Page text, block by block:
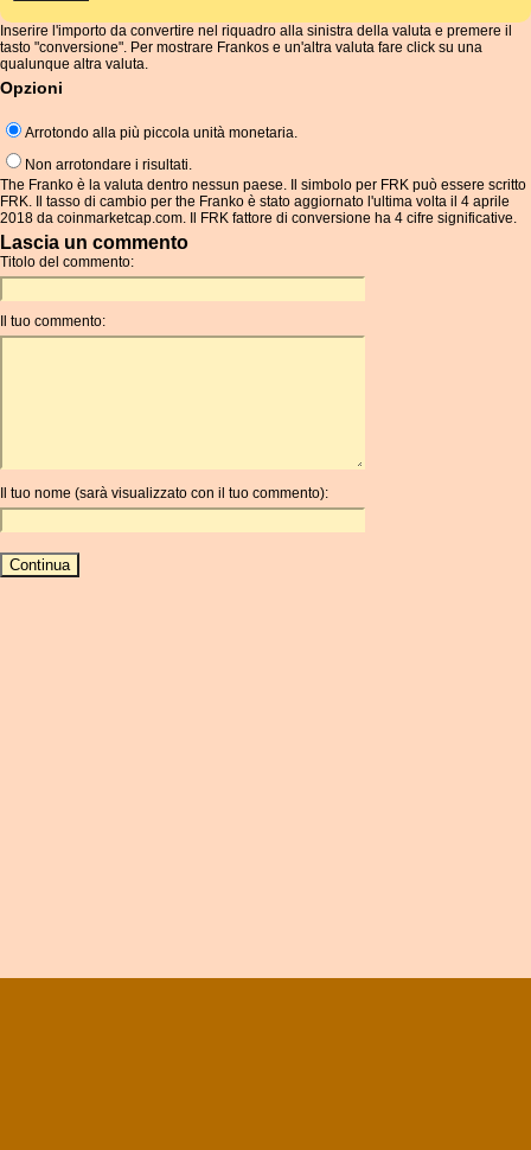
Inserire l'importo da convertire nel riquadro alla sinistra della valuta e premere il
tasto "conversione". Per mostrare Frankos e un'altra valuta fare click su una
qualunque altra valuta.
Opzioni
Arrotondo alla più piccola unità monetaria.
Non arrotondare i risultati.
The Franko è la valuta dentro nessun paese. Il simbolo per FRK può essere scritto
FRK. Il tasso di cambio per the Franko è stato aggiornato l'ultima volta il 4 aprile
2018 da coinmarketcap.com. Il FRK fattore di conversione ha 4 cifre significative.
Lascia un commento
Titolo del commento:
Il tuo commento:
Il tuo nome (sarà visualizzato con il tuo commento):